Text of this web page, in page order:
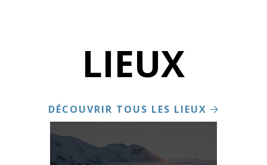
LIEUX
DÉCOUVRIR TOUS LES LIEUX